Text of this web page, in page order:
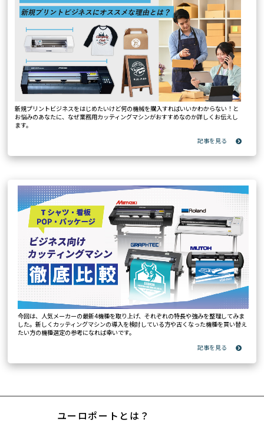
新規プリントビジネスをはじめたいけど何の機械を購入すればいいかわからない！と
お悩みのあなたに、なぜ業務用カッティングマシンがおすすめなのか詳しくお伝えし
ます。
今回は、人気メーカーの最新4機種を取り上げ、それぞれの特長や強みを整理してみま
した。新しくカッティングマシンの導入を検討している方や古くなった機種を買い替え
たい方の機種選定の参考になれば幸いです。
ユーロポートとは？